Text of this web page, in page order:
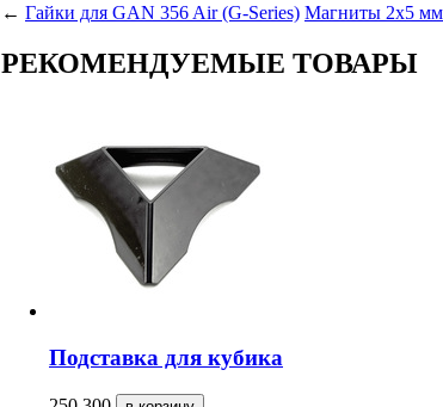
← Гайки для GAN 356 Air (G-Series) Магниты 2x5
РЕКОМЕНДУЕМЫЕ ТОВАРЫ
Подставка для кубика